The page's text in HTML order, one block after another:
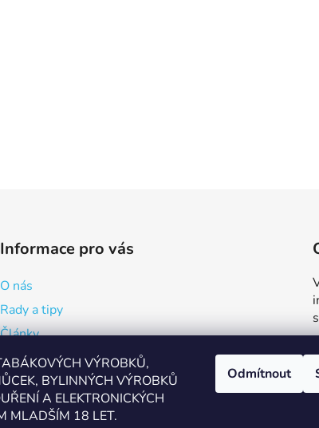
VÝROBKŮ,
BYLINNÝCH VÝROBKŮ
A ELEKTRONICKÝCH
MLADŠÍM 18 LET.
Odmítnout
Informace pro vás
O nás
Rady a tipy
Články
Reklamační formulář
Kde vapovat v Přerově?
Kalkulačka pro míchání